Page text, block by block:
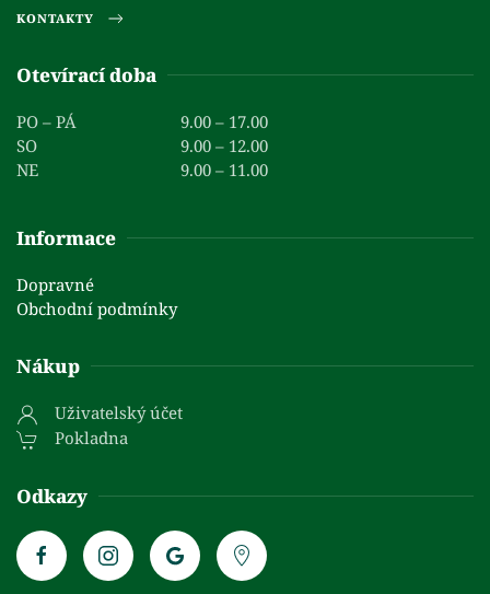
KONTAKTY
Otevírací doba
PO – PÁ
9.00 – 17.00
SO
9.00 – 12.00
NE
9.00 – 11.00
Informace
Dopravné
Obchodní podmínky
Nákup
Uživatelský účet
Pokladna
Odkazy